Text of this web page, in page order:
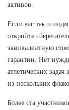
активов.
Если вас так и
откройте
эквивалентную
гарантии. Нет
атлетических
из нескольких
Более ста